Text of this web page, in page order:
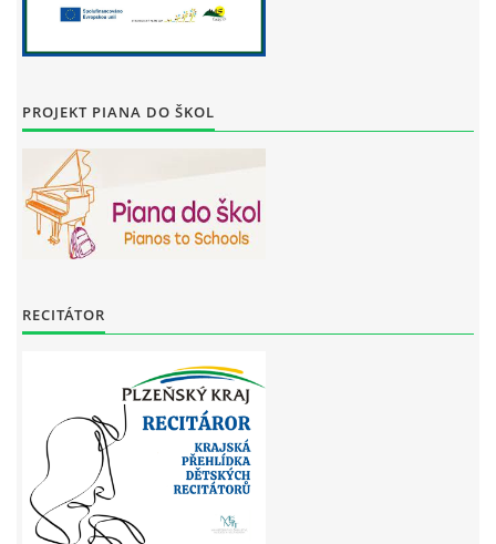
PROJEKT PIANA DO ŠKOL
RECITÁTOR